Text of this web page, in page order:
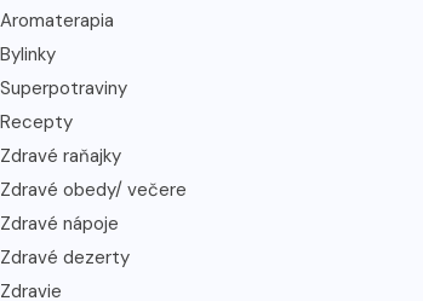
Aromaterapia
Bylinky
Superpotraviny
Recepty
Zdravé raňajky
Zdravé obedy/ večere
Zdravé nápoje
Zdravé dezerty
Zdravie